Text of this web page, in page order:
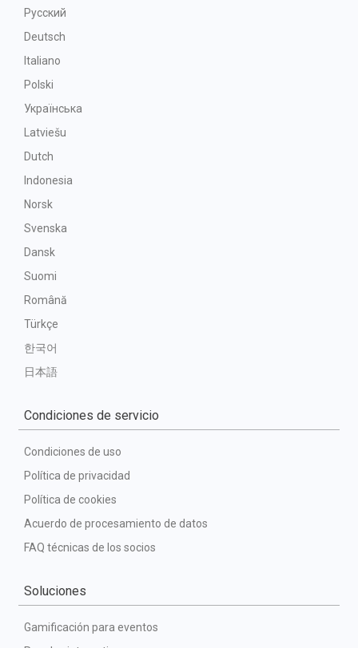
Русский
Deutsch
Italiano
Polski
Українська
Latviešu
Dutch
Indonesia
Norsk
Svenska
Dansk
Suomi
Română
Türkçe
한국어
日本語
Condiciones de servicio
Condiciones de uso
Política de privacidad
Política de cookies
Acuerdo de procesamiento de datos
FAQ técnicas de los socios
Soluciones
Gamificación para eventos